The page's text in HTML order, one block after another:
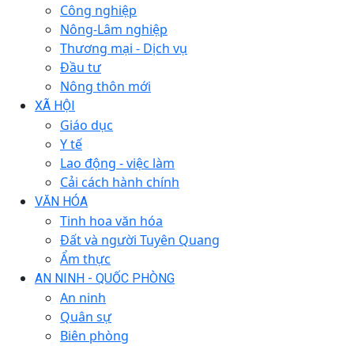
Công nghiệp
Nông-Lâm nghiệp
Thương mại - Dịch vụ
Đầu tư
Nông thôn mới
XÃ HỘI
Giáo dục
Y tế
Lao động - việc làm
Cải cách hành chính
VĂN HÓA
Tinh hoa văn hóa
Đất và người Tuyên Quang
Ẩm thực
AN NINH - QUỐC PHÒNG
An ninh
Quân sự
Biên phòng